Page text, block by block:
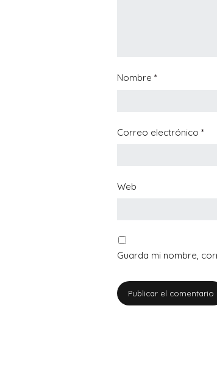
Nombre *
Correo electrónico *
Web
Guarda mi nombre,